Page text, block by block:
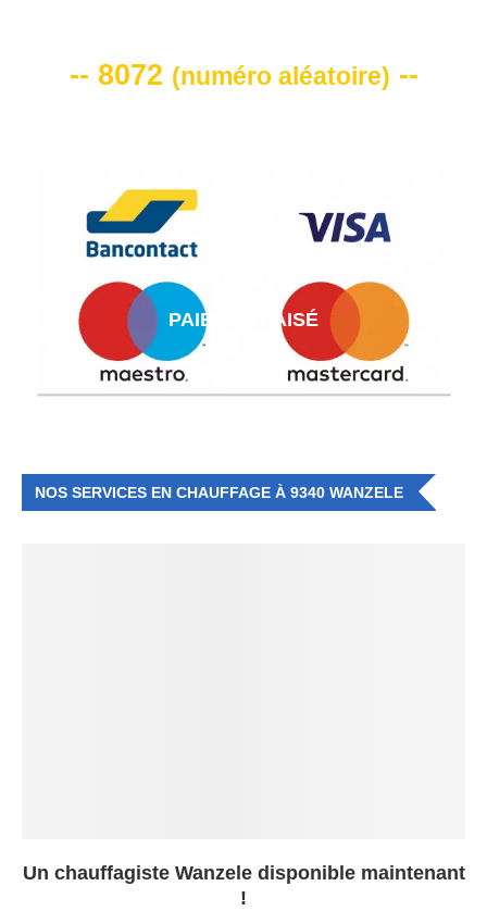
-- 8072 (numéro aléatoire) --
PAIEMENT AISÉ
NOS SERVICES EN CHAUFFAGE À 9340 WANZELE
Un chauffagiste Wanzele disponible maintenant
!